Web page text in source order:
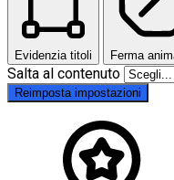
Evidenzia titoli Ferma
Salta al contenuto
Reimposta impostazioni